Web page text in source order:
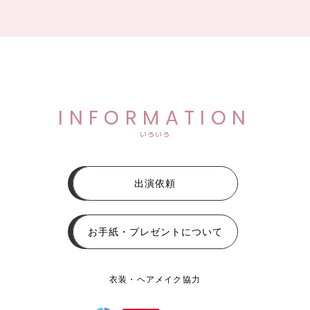
INFORMATION
いろいろ
出演依頼
お手紙・プレゼントについて
衣装・ヘアメイク協力